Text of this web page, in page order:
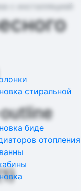
стиральной
биде
отопления
с инсталляцией